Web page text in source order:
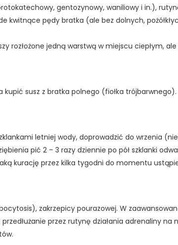
gentozynowy, waniliowy i in.),
kwitnące pędy bratka (ale bez dolnych,
rozłożone jedną warstwą w miejscu ciepłym, ale
susz z bratka polnego (fiołka trójbarwnego).
letniej wody, doprowadzić do wrzenia
pić 2 – 3 razy dziennie po pół szklanki
kurację przez kilka tygodni do momentu
zakrzepicy pourazowej. W
przez rutynę działania adrenaliny na